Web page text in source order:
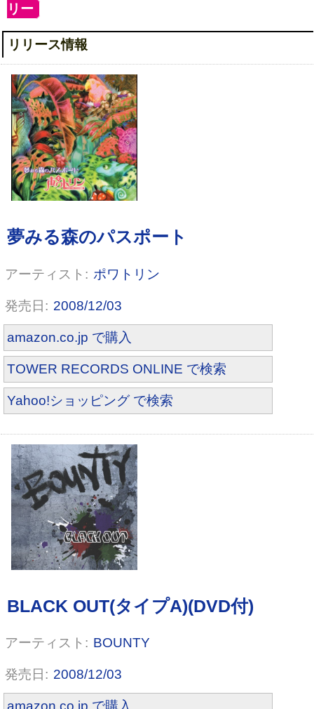
リー
リリース情報
ポワトリン
2008/12/03
amazon.co.jp で購入
TOWER RECORDS ONLINE で検索
Yahoo!ショッピング で検索
BLACK OUT(タイプA)(DVD付)
BOUNTY
2008/12/03
amazon.co.jp で購入
CERAMIC★STAR